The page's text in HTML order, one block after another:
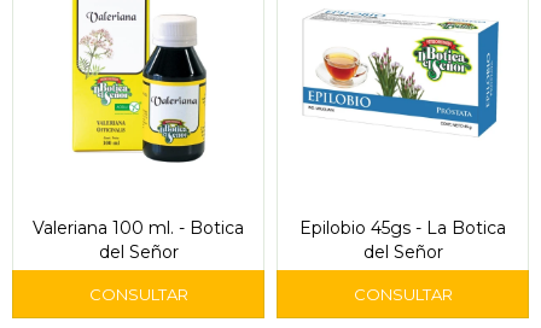
Valeriana 100 ml. - Botica
del Señor
Epilobio 45gs - La Botica
del Señor